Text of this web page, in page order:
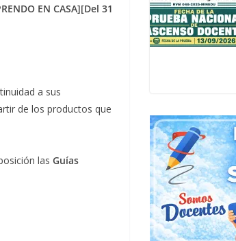
EN CASA][Del 31
a sus
de los productos que
las Guías